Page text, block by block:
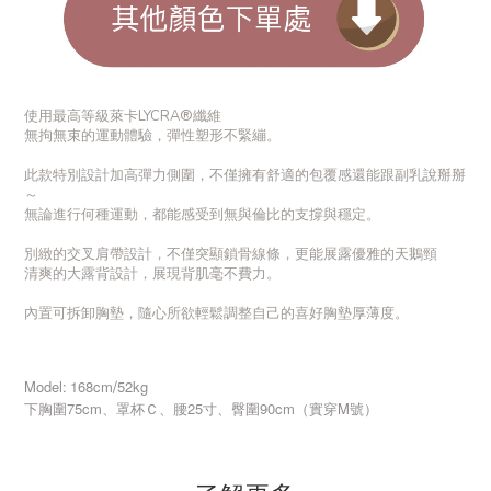
使用最高等級萊卡LYCRA®纖維
無拘無束的運動體驗，彈性塑形不緊繃。
此款特別設計加高彈力側圍，不僅擁有舒適的包覆感還能跟副乳說掰掰
～
無論進行何種運動，都能感受到無與倫比的支撐與穩定。
別緻的交叉肩帶設計，不僅突顯鎖骨線條，更能展露優雅的天鵝頸
清爽的大露背設計，展現背肌毫不費力。
內置可拆卸胸墊，隨心所欲輕鬆調整自己的喜好胸墊厚薄度。
Model: 168cm/52kg
下胸圍75cm、罩杯Ｃ、腰25寸、臀圍90cm （實穿M號）